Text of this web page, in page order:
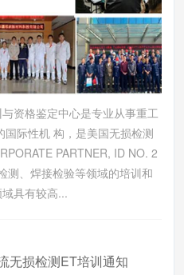
资格鉴定中心是专业从事重工
际性机 构，是美国无损检测
PARTNER, ID NO. 2
测、焊接检验等领域的培训和
具有较高...
无损检测ET培训通知